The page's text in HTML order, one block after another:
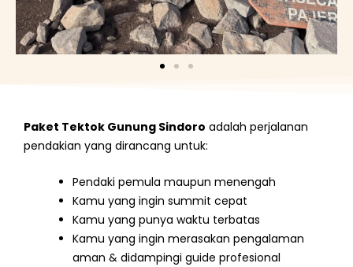
Paket Tektok Gunung Sindoro adalah perjalanan
pendakian yang dirancang untuk:
Pendaki pemula maupun menengah
Kamu yang ingin summit cepat
Kamu yang punya waktu terbatas
Kamu yang ingin merasakan pengalaman
aman & didampingi guide profesional